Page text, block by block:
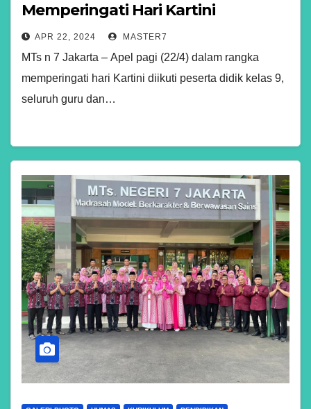
Memperingati Hari Kartini
APR 22, 2024 MASTER7
MTs n 7 Jakarta – Apel pagi (22/4) dalam rangka
memperingati hari Kartini diikuti peserta didik kelas 9,
seluruh guru dan…